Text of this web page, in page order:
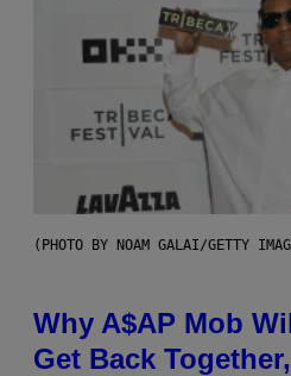
(PHOTO BY NOAM GALAI/GETTY
Why A$AP Mob
Get Back